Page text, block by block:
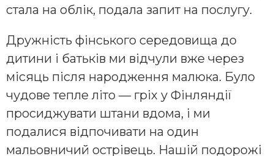
стала на облік, подала запит на послугу.
Дружність фінського середовища до
дитини і батьків ми відчули вже через
місяць після народження малюка. Було
чудове тепле літо — гріх у Фінляндії
просиджувати штани вдома, і ми
подалися відпочивати на один
мальовничий острівець. Нашій подорожі